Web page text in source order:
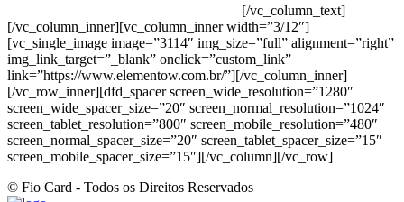
[/vc_column_text]
[/vc_column_inner][vc_column_inner width=”3/12″]
[vc_single_image image=”3114″ img_size=”full” alignment=”right”
img_link_target=”_blank” onclick=”custom_link”
link=”https://www.elementow.com.br/”][/vc_column_inner]
[/vc_row_inner][dfd_spacer screen_wide_resolution=”1280″
screen_wide_spacer_size=”20″ screen_normal_resolution=”1024″
screen_tablet_resolution=”800″ screen_mobile_resolution=”480″
screen_normal_spacer_size=”20″ screen_tablet_spacer_size=”15″
screen_mobile_spacer_size=”15″][/vc_column][/vc_row]
© Fio Card - Todos os Direitos Reservados